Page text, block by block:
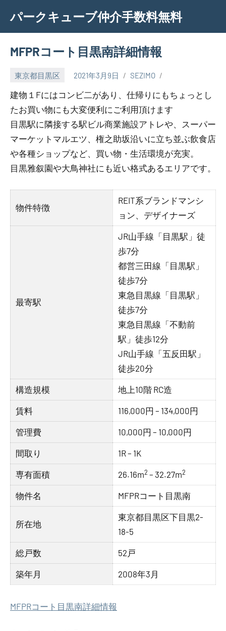
content
パークキューブ仲介手数料無料
MFPRコート目黒南詳細情報
東京都目黒区 2021年3月9日 SEZIMO
建物１Fにはコンビ二があり、仕帰りにもちょっとし
たお買い物にも大変便利にご利用頂けます
目黒駅に隣接する駅ビル商業施設アトレや、スーパー
マーケットマルエツ、権之助坂沿いに立ち並ぶ飲食店
や各種ショップなど、買い物・生活環境が充実。
目黒雅叙園や大鳥神社にも近い格式あるエリアです。
物件特徴
REIT系ブランドマンシ
ョン、デザイナーズ
最寄駅
JR山手線「目黒駅」徒
歩7分
都営三田線「目黒駅」
徒歩7分
東急目黒線「目黒駅」
徒歩7分
東急目黒線「不動前
駅」徒歩12分
JR山手線「五反田駅」
徒歩20分
構造規模 地上10階 RC造
賃料 116,000円 – 134,000円
管理費 10,000円 – 10,000円
間取り 1R – 1K
専有面積 26.16m2 – 32.27m2
物件名 MFPRコート目黒南
所在地
東京都目黒区下目黒2-
18-5
総戸数 52戸
築年月 2008年3月
MFPRコート目黒南詳細情報